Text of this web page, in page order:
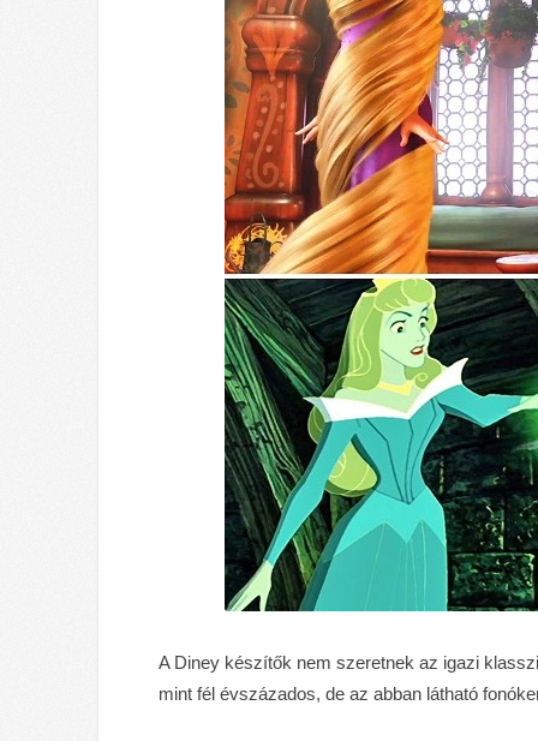
A Diney készítők nem szeretnek az igazi
mint fél évszázados, de az abban látható